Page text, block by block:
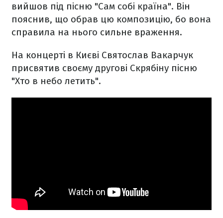
вийшов під пісню "Сам собі країна". Він
пояснив, що обрав цю композицію, бо вона
справила на нього сильне враження.
На концерті в Києві Святослав Вакарчук
присвятив своєму другові Скрябіну пісню
"Хто в небо летить".